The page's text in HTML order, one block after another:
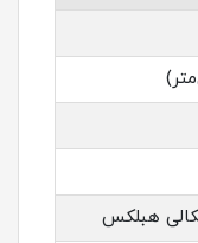
هبلکس